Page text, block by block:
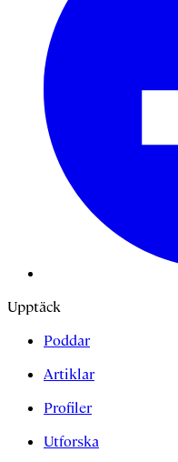
Upptäck
Poddar
Artiklar
Profiler
Utforska